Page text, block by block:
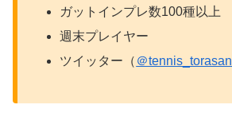
ガットインプレ数100種以上
週末プレイヤー
ツイッター（ ＠tennis_torasan